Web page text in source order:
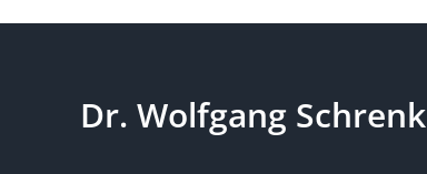
Dr. Wolfgang Schrenk